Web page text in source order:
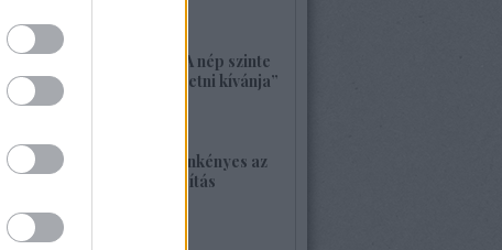
2026. május 23. 17:35
1418. BEKIÁLTÁS: „A nép szinte
bárkit követ, aki vezetni kívánja”
2026. május 22. 18:18
1417. BEKIÁLTÁS: Önkényes az
alaptörvény-módosítás